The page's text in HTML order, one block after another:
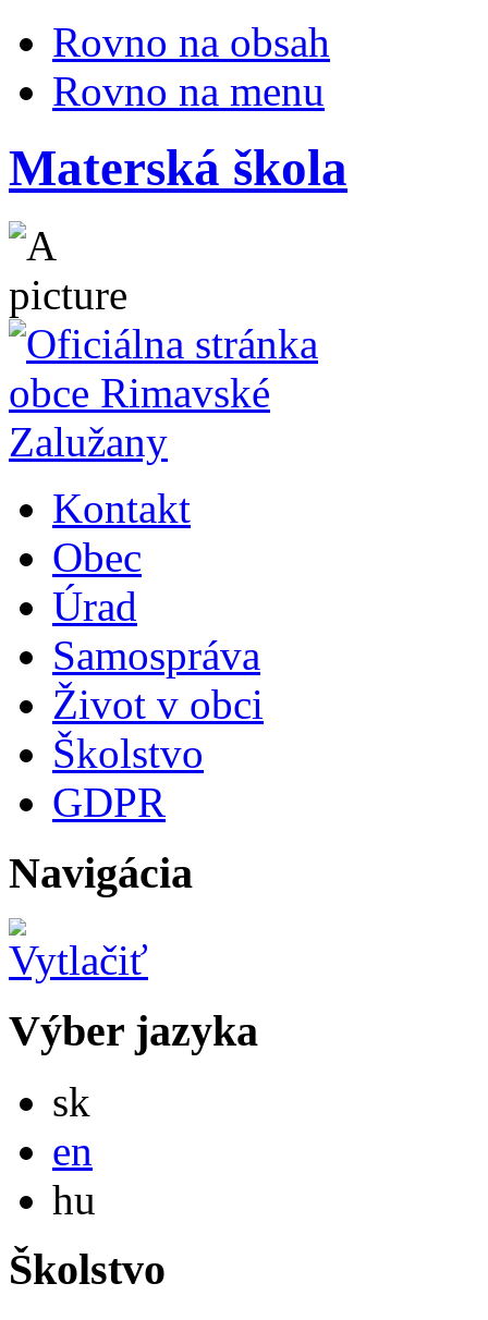
Rovno na obsah
Rovno na menu
Materská škola
Kontakt
Obec
Úrad
Samospráva
Život v obci
Školstvo
GDPR
Navigácia
Výber jazyka
sk
en
hu
Školstvo